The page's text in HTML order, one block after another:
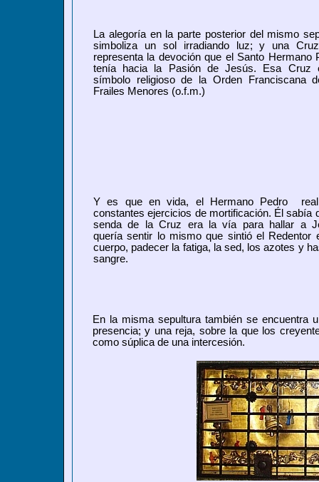
La alegoría en la parte posterior del mismo
simboliza un sol irradiando luz; y una
representa la devoción que el Santo Hermano
tenía hacia la Pasión de Jesús. Esa Cruz
símbolo religioso de la Orden Franciscana
Frailes Menores (o.f.m.)
Y es que en vida, el Hermano Pedro
constantes ejercicios de mortificación. Él sabía
senda de la Cruz era la vía para hallar a
quería sentir lo mismo que sintió el Redentor
cuerpo, padecer la fatiga, la sed, los azotes y
sangre.
En la misma sepultura también se encuentra
presencia; y una reja, sobre la que los
como súplica de una intercesión.